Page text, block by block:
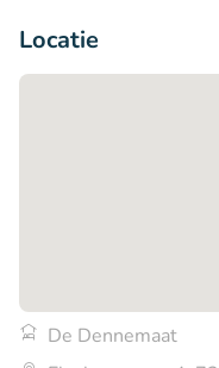
Locatie
De Dennemaat